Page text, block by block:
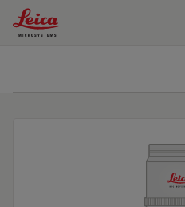
Leica Microsystems Logo